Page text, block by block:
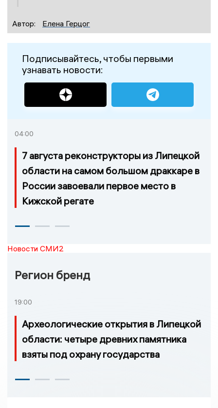
Автор: Елена Герцог
Подписывайтесь, чтобы первыми
узнавать новости:
04:00
7 августа реконструкторы из Липецкой
области на самом большом драккаре в
России завоевали первое место в
Кижской регате
Новости СМИ2
Регион бренд
19:00
Археологические открытия в Липецкой
области: четыре древних памятника
взяты под охрану государства